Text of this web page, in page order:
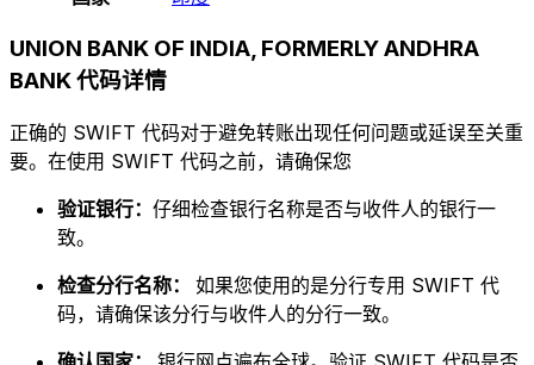
UNION BANK OF INDIA, FORMERLY ANDHRA
BANK 代码详情
正确的 SWIFT 代码对于避免转账出现任何问题或延误至关重
要。在使用 SWIFT 代码之前，请确保您
验证银行： 仔细检查银行名称是否与收件人的银行一
致。
检查分行名称： 如果您使用的是分行专用 SWIFT 代
码，请确保该分行与收件人的分行一致。